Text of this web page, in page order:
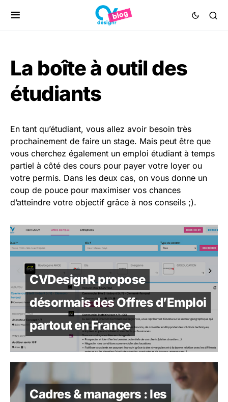
La boîte à outil des
étudiants
En tant qu’étudiant, vous allez avoir besoin très
prochainement de faire un stage. Mais peut être que
vous cherchez également un emploi étudiant à temps
partiel à côté des cours pour payer votre loyer ou
votre permis. Dans les deux cas, on vous donne un
coup de pouce pour maximiser vos chances
d’atteindre votre objectif grâce à nos conseils ;).
CVDesignR propose
désormais des Offres d’Emploi
partout en France
Cadres & managers : les